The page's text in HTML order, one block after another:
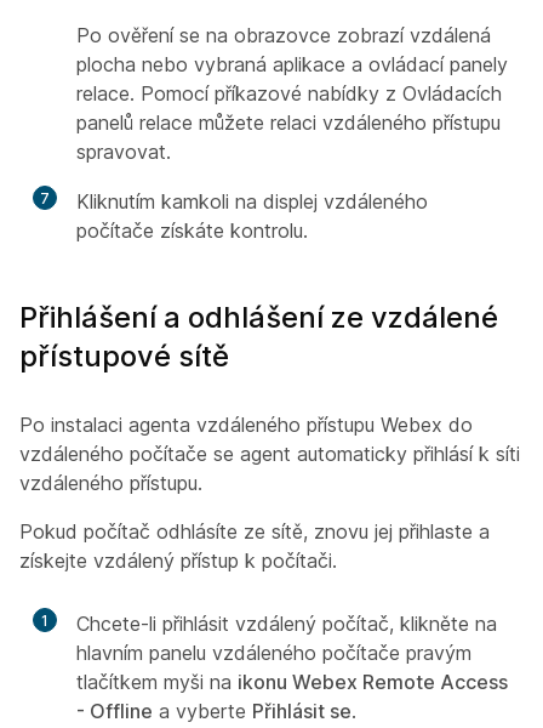
Po ověření se na obrazovce zobrazí vzdálená
plocha nebo vybraná aplikace a ovládací panely
relace. Pomocí příkazové nabídky z Ovládacích
panelů relace můžete relaci vzdáleného přístupu
spravovat.
7
Kliknutím kamkoli na displej vzdáleného
počítače získáte kontrolu.
Přihlášení a odhlášení ze vzdálené
přístupové sítě
Po instalaci agenta vzdáleného přístupu Webex do
vzdáleného počítače se agent automaticky přihlásí k síti
vzdáleného přístupu.
Pokud počítač odhlásíte ze sítě, znovu jej přihlaste a
získejte vzdálený přístup k počítači.
1
Chcete-li přihlásit vzdálený počítač, klikněte na
hlavním panelu vzdáleného počítače pravým
tlačítkem myši na ikonu Webex Remote Access
- Offline a vyberte Přihlásit se.